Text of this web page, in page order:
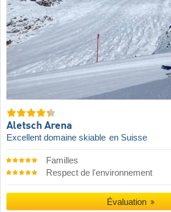
Aletsch Arena
Excellent domaine skiable en Suisse
Familles
Respect de l'environnement
Évaluation